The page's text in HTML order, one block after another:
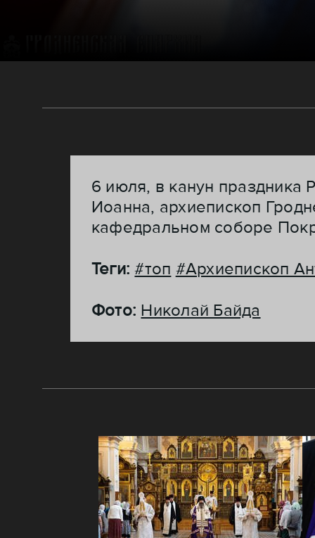
6 июля, в канун праздника
Иоанна, архиепископ
кафедральном соборе
Теги:#топ #Архиепископ
Фото: Николай Байда